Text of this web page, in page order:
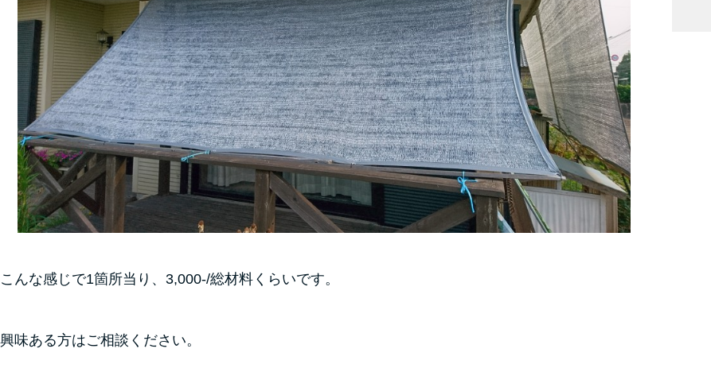
こんな感じで1箇所当り、3,000-/総材料くらいです。
興味ある方はご相談ください。